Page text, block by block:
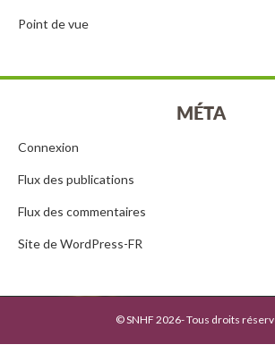
Point de vue
MÉTA
Connexion
Flux des publications
Flux des commentaires
Site de WordPress-FR
© SNHF 2026- Tous droits